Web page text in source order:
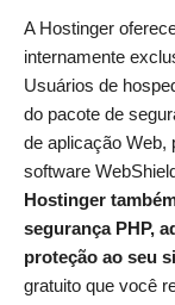
A Hostinger
internamente
Usuários de
do pacote de
de aplicação Web,
software
Hostinger
segurança PHP,
proteção ao seu
gratuito que você